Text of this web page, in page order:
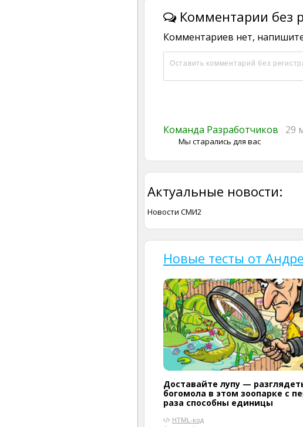
Комментарии без
Комментариев нет,
Команда Разработчиков 29
Мы старались для вас
Актуальные новости:
Новости СМИ2
Новые тесты от
Доставайте лупу —
богомола в этом зоопарке с
раза способны единицы
HTML-код